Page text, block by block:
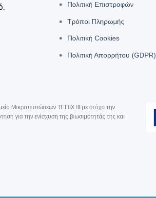
Πολιτική Επιστροφών
Τρόποι Πληρωμής
Πολιτική Cookies
Πολιτική Απορρήτου (GDPR)
Μικροπιστώσεων ΤΕΠΙΧ III με στόχο την
για την ενίσχυση της βιωσιμότητάς της και